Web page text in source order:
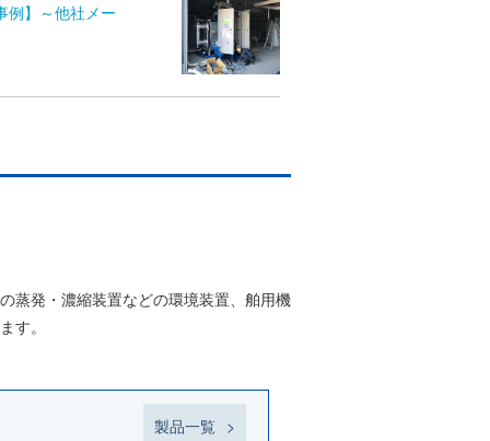
例】～他社メー
蒸発・濃縮装置などの環境装置、舶用機
す。
製品一覧